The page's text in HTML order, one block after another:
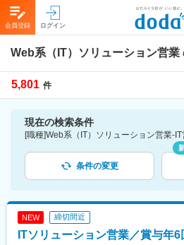
会員登録 ログイン
Web系（IT）ソリューション営業
5,801 件
現在の検索条件
[職種]Web系（IT）ソリューション営業-IT
条件の変更
NEW 締切間近
ITソリューション営業／賞与年